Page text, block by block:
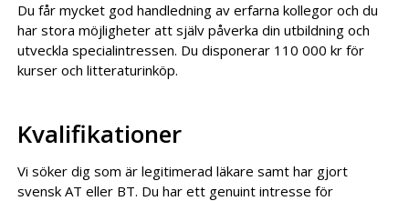
Du får mycket god handledning av erfarna kollegor och du
har stora möjligheter att själv påverka din utbildning och
utveckla specialintressen. Du disponerar 110 000 kr för
kurser och litteraturinköp.
Kvalifikationer
Vi söker dig som är legitimerad läkare samt har gjort
svensk AT eller BT. Du har ett genuint intresse för